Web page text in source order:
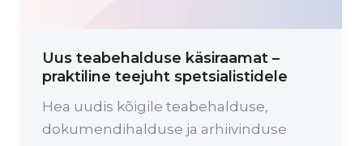
Uus teabehalduse käsiraamat –
praktiline teejuht spetsialistidele
Hea uudis kõigile teabehalduse,
dokumendihalduse ja arhiivinduse